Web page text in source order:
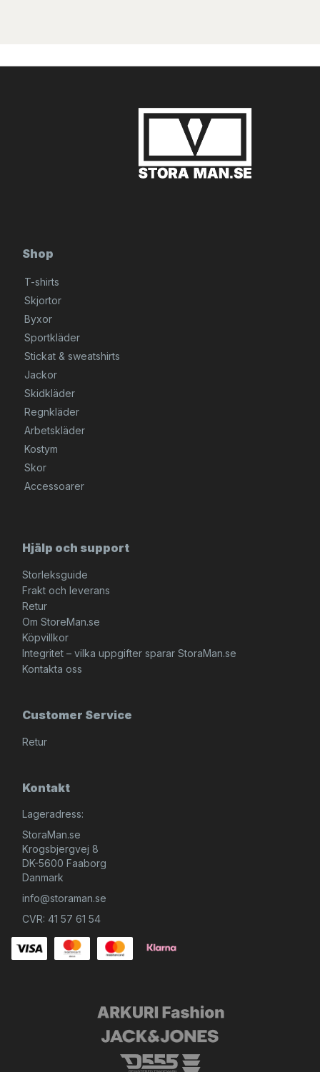
Shop
T-shirts
Skjortor
Byxor
Sportkläder
Stickat & sweatshirts
Jackor
Skidkläder
Regnkläder
Arbetskläder
Kostym
Skor
Accessoarer
Hjälp och support
Storleksguide
Frakt och leverans
Retur
Om StoreMan.se
Köpvillkor
Integritet – vilka uppgifter sparar StoraMan.se
Kontakta oss
Customer Service
Retur
Kontakt
Lageradress:
StoraMan.se
Krogsbjergvej 8
DK-5600 Faaborg
Danmark
info@storaman.se
CVR: 41 57 61 54